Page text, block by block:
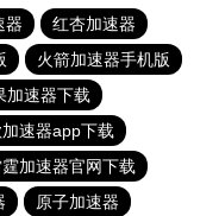
器
红杏加速器
火箭加速器手机版
加速器下载
速器app下载
加速器官网下载
原子加速器